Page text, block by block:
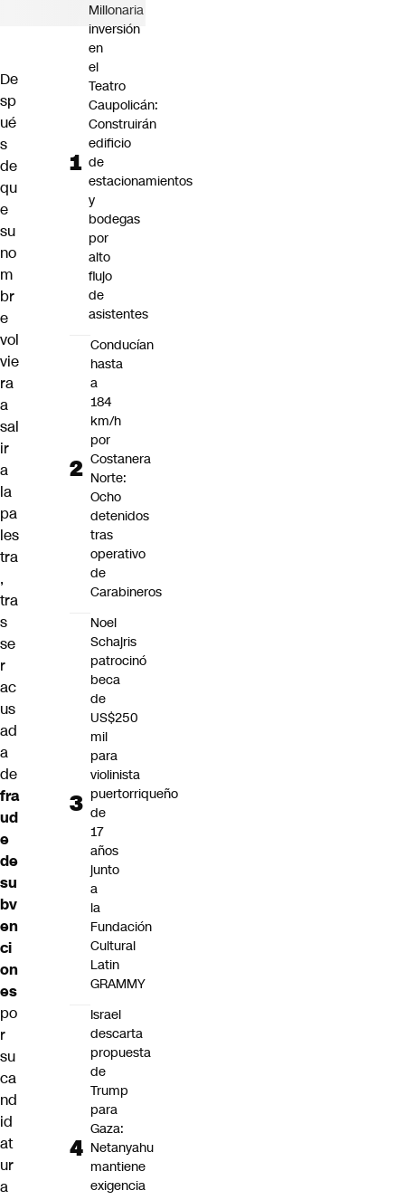
De
sp
ué
s
de
qu
e
su
no
m
br
e
vol
vie
ra
a
sal
ir
a
la
pa
les
tra
,
tra
s
se
r
ac
us
ad
a
de
fra
ud
e
de
su
bv
en
ci
on
es
po
r
su
ca
nd
id
at
ur
a
Millonaria
inversión
en
el
Teatro
Caupolicán:
Construirán
edificio
de
estacionamientos
y
bodegas
por
alto
flujo
de
asistentes
Conducían
hasta
a
184
km/h
por
Costanera
Norte:
Ocho
detenidos
tras
operativo
de
Carabineros
Noel
Schajris
patrocinó
beca
de
US$250
mil
para
violinista
puertorriqueño
de
17
años
junto
a
la
Fundación
Cultural
Latin
GRAMMY
Israel
descarta
propuesta
de
Trump
para
Gaza:
Netanyahu
mantiene
exigencia